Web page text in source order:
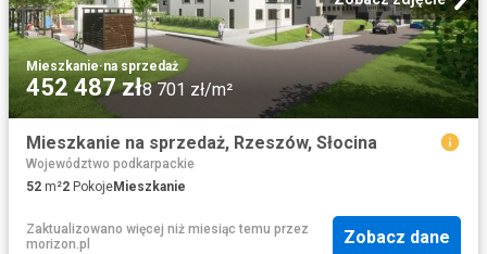
Mieszkanie·na sprzedaż
452 487 zł8 701 zł/m²
Mieszkanie na sprzedaż, Rzeszów, Słocina
Województwo podkarpackie
52 m²2 PokojeMieszkanie
Zaktualizowano więcej niż miesiąc temu przez
morizon.pl
Zobacz dane